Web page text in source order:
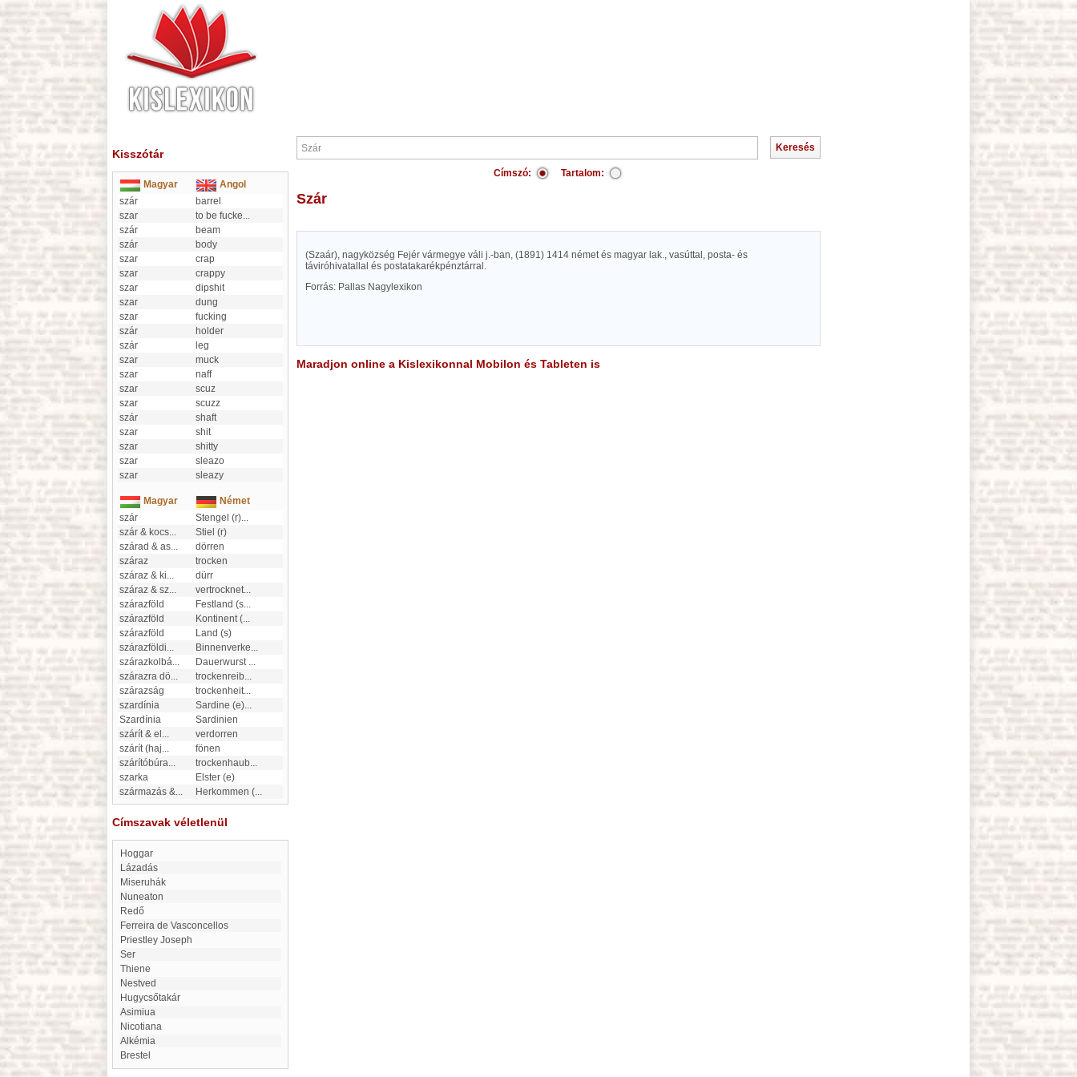
Kisszótár
Magyar
Angol
szár
barrel
szar
to be fucke...
szár
beam
szár
body
szar
crap
szar
crappy
szar
dipshit
szar
dung
szar
fucking
szár
holder
szár
leg
szar
muck
szar
naff
szar
scuz
szar
scuzz
szár
shaft
szar
shit
szar
shitty
szar
sleazo
szar
sleazy
Magyar
Német
szár
Stengel (r)...
szár & kocs...
Stiel (r)
szárad & as...
dörren
száraz
trocken
száraz & ki...
dürr
száraz & sz... vertrocknet...
szárazföld
Festland (s...
szárazföld
Kontinent (...
szárazföld
Land (s)
szárazföldi... Binnenverke...
szárazkolbá... Dauerwurst ...
szárazra dö... trockenreib...
szárazság
trockenheit...
szardínia
Sardine (e)...
Szardínia
Sardinien
szárít & el ...
verdorren
szárít (haj...
fönen
szárítóbúra... trockenhaub...
szarka
Elster (e)
származás &... Herkommen (...
Címszavak véletlenül
Hoggar
Lázadás
Miseruhák
Nuneaton
Redő
Ferreira de Vasconcellos
Priestley Joseph
Ser
Thiene
Nestved
Hugycsőtakár
Asimiua
Nicotiana
Alkémia
Brestel
Címszó: Tartalom:
Szár
(Szaár), nagyközség Fejér vármegye váli j.-ban, (1891) 1414 német és magyar lak., vasúttal, posta- és
táviróhivatallal és postatakarékpénztárral.
Forrás: Pallas Nagylexikon
Maradjon online a Kislexikonnal Mobilon és Tableten is